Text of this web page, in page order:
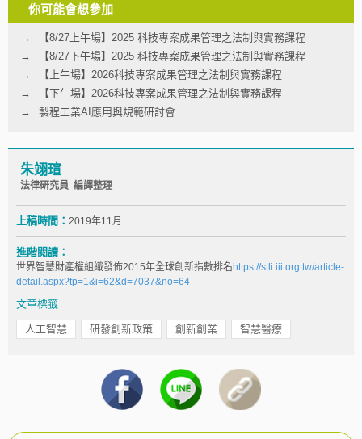
你可能會想參加
【8/27上午場】2025 科技專案成果管理之法制與實務課程
【8/27下午場】2025 科技專案成果管理之法制與實務課程
【上午場】2026科技專案成果管理之法制與實務課程
【下午場】2026科技專案成果管理之法制與實務課程
製程工業AI應用與規範研討會
朱翊瑄
法律研究員 編譯整理
上稿時間： 2019年11月
進階閱讀：
世界智慧財產權組織發佈2015年全球創新指數排名https://stli.iii.org.tw/article-
detail.aspx?tp=1&i=62&d=7037&no=64
文章標籤
人工智慧 研發創新政策 創新創業 智慧醫療